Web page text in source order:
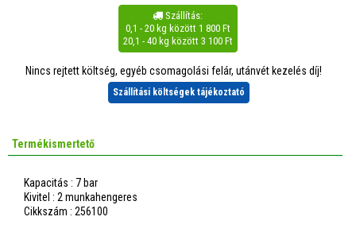
 Szállítás:
0,1 - 20 kg között 1 800 Ft
20,1 - 40 kg között 3 100 Ft
Nincs rejtett költség, egyéb csomagolási felár, utánvét kezelés díj!
Szállítási költségek tájékoztató
Termékismertető
Kapacitás : 7 bar
Kivitel : 2 munkahengeres
Cikkszám : 256100